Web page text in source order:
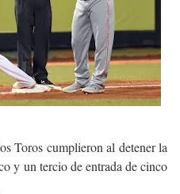
Toros cumplieron al detener la
y un tercio de entrada de cinco